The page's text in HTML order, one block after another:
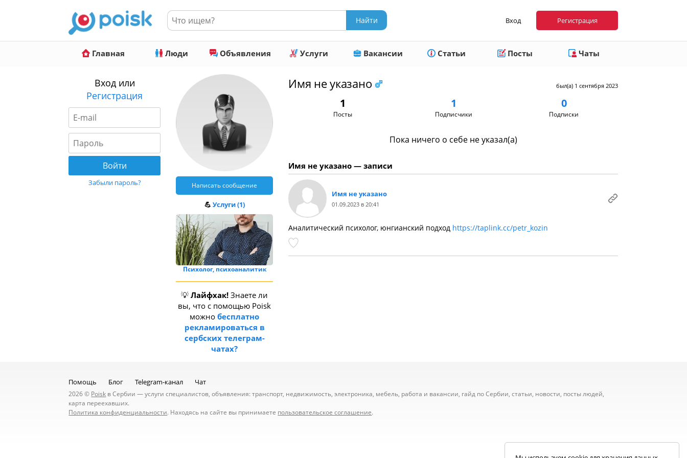
Вход Регистрация
Главная Люди Объявления Услуги Вакансии Статьи Посты Чаты
Вход или
Регистрация
Забыли пароль? Написать сообщение
💪 Услуги (1)
Психолог, психоаналитик
💡Лайфхак! Знаете ли
вы, что с помощью Poisk
можнобесплатно
рекламироваться в
сербских телеграм-
чатах?
был(а) 1 сентября 2023
Имя не указано
1
Посты
1
Подписчики
0
Подписки
Пока ничего о себе не указал(а)
Имя не указано — записи
Имя не указано
01.09.2023 в 20:41
Аналитический психолог, юнгианский подход https://taplink.cc/petr_kozin
Помощь Блог Telegram-канал Чат
2026 © Poisk в Сербии — услуги специалистов, объявления: транспорт, недвижимость, электроника, мебель, работа и вакансии, гайд по Сербии, статьи, новости, посты людей,
карта переехавших.
Политика конфиденциальности. Находясь на сайте вы принимаете пользовательское соглашение.